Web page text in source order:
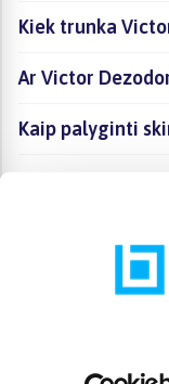
Kiek trunka
Ar Victor
Kaip palyginti
Kaip įsigyti